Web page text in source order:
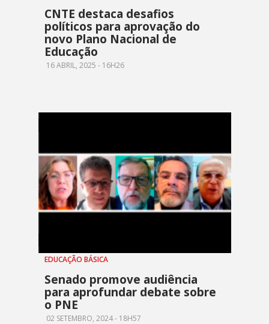
CNTE destaca desafios
políticos para aprovação do
novo Plano Nacional de
Educação
16 ABRIL, 2025 - 16H26
EDUCAÇÃO BÁSICA
Senado promove audiência
para aprofundar debate sobre
o PNE
02 SETEMBRO, 2024 - 18H57